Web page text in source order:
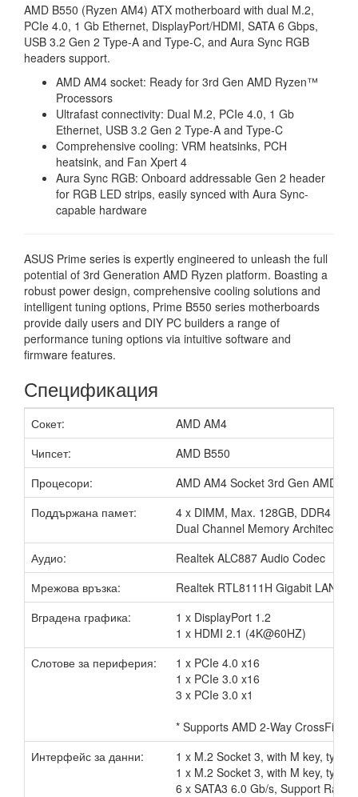
AMD B550 (Ryzen AM4) ATX motherboard with dual M.2,
PCIe 4.0, 1 Gb Ethernet, DisplayPort/HDMI, SATA 6 Gbps,
USB 3.2 Gen 2 Type-A and Type-C, and Aura Sync RGB
headers support.
AMD AM4 socket: Ready for 3rd Gen AMD Ryzen™
Processors
Ultrafast connectivity: Dual M.2, PCIe 4.0, 1 Gb
Ethernet, USB 3.2 Gen 2 Type-A and Type-C
Comprehensive cooling: VRM heatsinks, PCH
heatsink, and Fan Xpert 4
Aura Sync RGB: Onboard addressable Gen 2 header
for RGB LED strips, easily synced with Aura Sync-
capable hardware
ASUS Prime series is expertly engineered to unleash the full
potential of 3rd Generation AMD Ryzen platform. Boasting a
robust power design, comprehensive cooling solutions and
intelligent tuning options, Prime B550 series motherboards
provide daily users and DIY PC builders a range of
performance tuning options via intuitive software and
firmware features.
Спецификация
Сокет:
AMD AM4
Чипсет:
AMD B550
Процесори:
AMD AM4 Socket 3rd Gen AMD
Поддържана памет:
4 x DIMM, Max. 128GB, DDR4
Dual Channel Memory Architecture
Аудио:
Realtek ALC887 Audio Codec
Мрежова връзка:
Realtek RTL8111H Gigabit LAN
Вградена графика:
1 x DisplayPort 1.2
1 x HDMI 2.1 (4K@60HZ)
Слотове за периферия:
1 x PCIe 4.0 x16
1 x PCIe 3.0 x16
3 x PCIe 3.0 x1
* Supports AMD 2-Way CrossFireX
Интерфейс за данни:
1 x M.2 Socket 3, with M key, type
1 x M.2 Socket 3, with M key, type
6 x SATA3 6.0 Gb/s, Support Raid